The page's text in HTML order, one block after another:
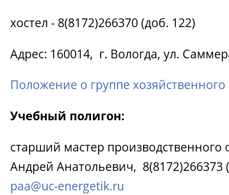
хостел - 8(8172)266370 (доб. 122)
Адрес: 160014, г. Вологда, ул.
Положение о группе
Учебный полигон:
старший мастер
Андрей Анатольевич, 8(8172)266373
paa@uc-energetik.ru